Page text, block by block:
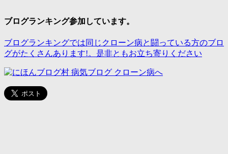
ブログランキング参加しています。
ブログランキングでは同じクローン病と闘っている方のブロ
グがたくさんあります!。是非ともお立ち寄りください